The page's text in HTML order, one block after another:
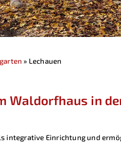
» Lechauen
Waldorfhaus in
integrative Einrichtung und